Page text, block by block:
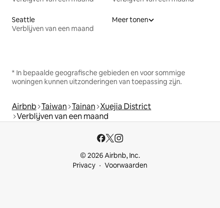
Seattle
Verblijven van een maand
Meer tonen
* In bepaalde geografische gebieden en voor sommige
woningen kunnen uitzonderingen van toepassing zijn.
Airbnb Taiwan Tainan Xuejia District
Verblijven van een maand
© 2026 Airbnb, Inc.
Privacy
Voorwaarden